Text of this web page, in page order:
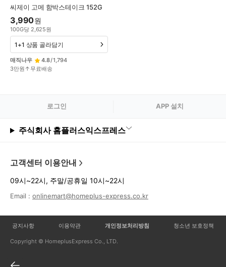
씨제이 고메 함박스테이크 152G
3,990원
100G당 2,625원
매직나우 4.8/1,794
3만원↑무료배송
1+1 상품 골라담기
로그인 APP 설치
주식회사 홈플러스익스프레스
고객센터 이용안내
09시~22시, 주말/공휴일 10시~22시
Email : onlinemart@homeplus-express.co.kr
공지사항 이용약관 개인정보처리방침 청소년 보호정책
Copyright © HomeplusExpress Co., LTD.